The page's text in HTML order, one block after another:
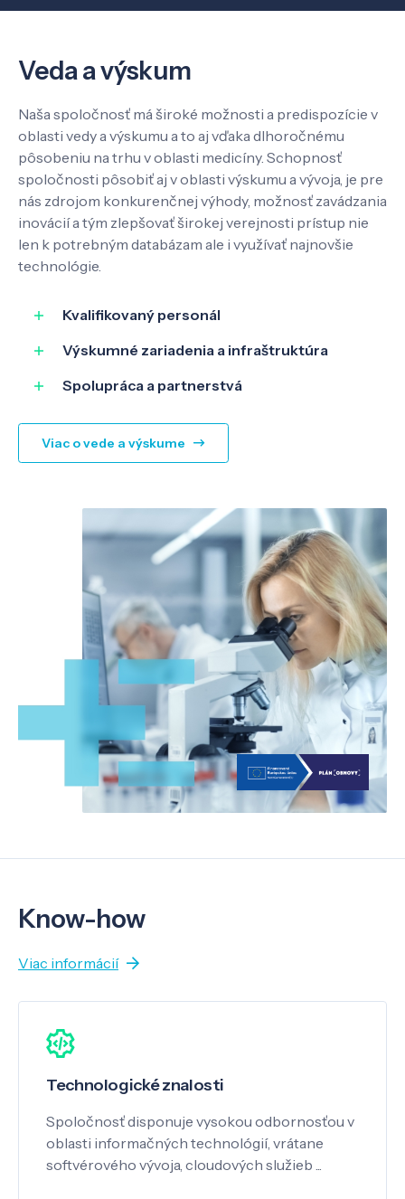
Pôsobenie
Know-how
O nás
SK EN
Veda a výskum
Naša spoločnosť má široké možnosti a predispozície v
oblasti vedy a výskumu a to aj vďaka dlhoročnému
pôsobeniu na trhu v oblasti medicíny. Schopnosť
spoločnosti pôsobiť aj v oblasti výskumu a vývoja, je pre
nás zdrojom konkurenčnej výhody, možnosť zavádzania
inovácií a tým zlepšovať širokej verejnosti prístup nie
len k potrebným databázam ale i využívať najnovšie
technológie.
Kvalifikovaný personál
Výskumné zariadenia a infraštruktúra
Spolupráca a partnerstvá
Viac o vede a výskume
Know-how
Viac informácií
Technologické znalosti
Spoločnosť disponuje vysokou odbornosťou v
oblasti informačných technológií, vrátane
softvérového vývoja, cloudových služieb ...